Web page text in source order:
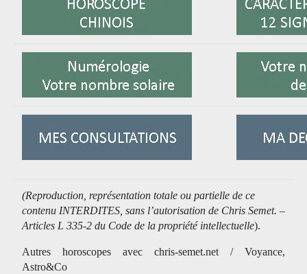
(Reproduction, représentation totale ou partielle de ce
contenu INTERDITES, sans l’autorisation de Chris Semet. –
Articles L 335-2 du Code de la propriété intellectuelle).
Autres horoscopes avec chris-semet.net / Voyance,
Astro&Co